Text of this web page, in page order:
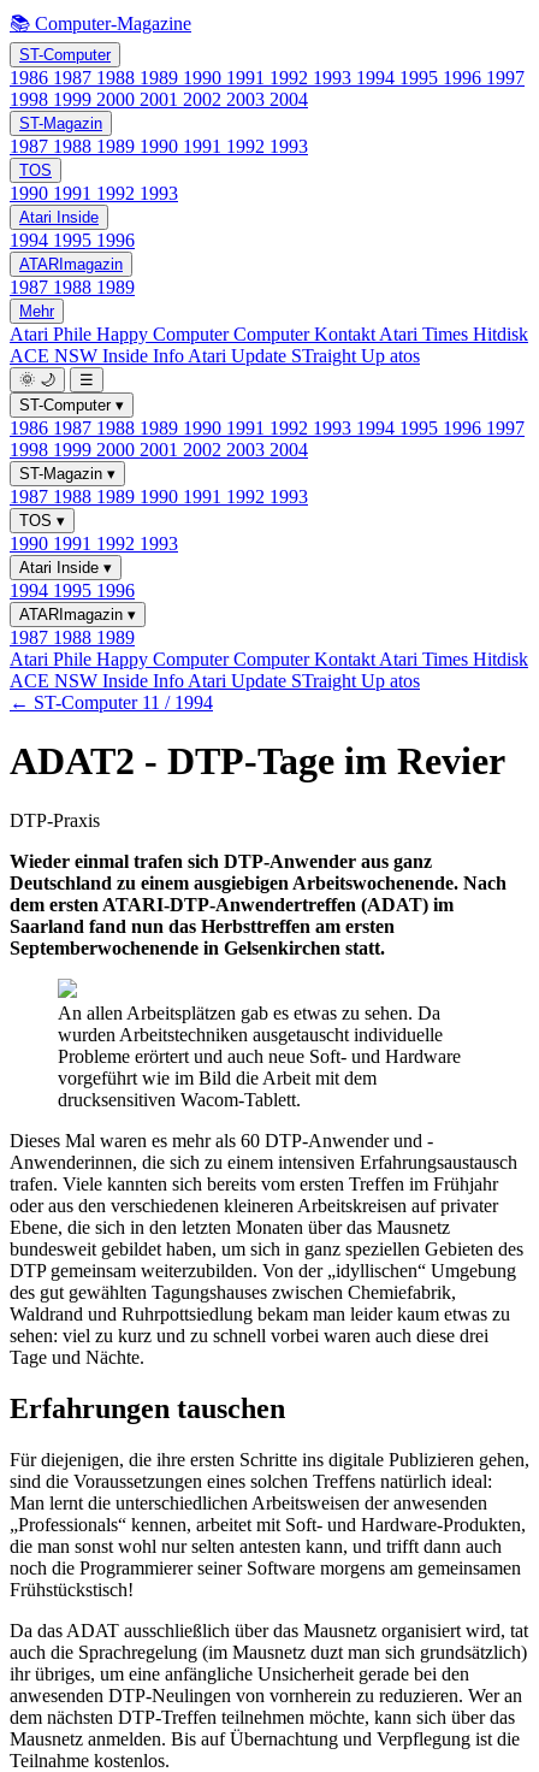
📚 Computer-Magazine
ST-Computer
1986 1987 1988 1989 1990 1991 1992 1993 1994 1995 1996 1997
1998 1999 2000 2001 2002 2003 2004
ST-Magazin
1987 1988 1989 1990 1991 1992 1993
TOS
1990 1991 1992 1993
Atari Inside
1994 1995 1996
ATARImagazin
1987 1988 1989
Mehr
Atari Phile Happy ComputerComputer Kontakt Atari Times Hitdisk
ACE NSW Inside Info Atari Update STraight Up atos
🌞 🌙
☰
ST-Computer ▾
1986 1987 1988 1989 1990 1991 1992 1993 1994 1995 1996 1997
1998 1999 2000 2001 2002 2003 2004
ST-Magazin ▾
1987 1988 1989 1990 1991 1992 1993
TOS ▾
1990 1991 1992 1993
Atari Inside ▾
1994 1995 1996
ATARImagazin ▾
1987 1988 1989
Atari Phile Happy ComputerComputer Kontakt Atari Times Hitdisk
ACE NSW Inside Info Atari Update STraight Up atos
← ST-Computer 11 / 1994
ADAT2 - DTP-Tage im Revier
DTP-Praxis
Wieder einmal trafen sich DTP-Anwender aus ganz
Deutschland zu einem ausgiebigen Arbeitswochenende. Nach
dem ersten ATARI-DTP-Anwendertreffen (ADAT) im
Saarland fand nun das Herbsttreffen am ersten
Septemberwochenende in Gelsenkirchen statt.
An allen Arbeitsplätzen gab es etwas zu sehen. Da
wurden Arbeitstechniken ausgetauscht individuelle
Probleme erörtert und auch neue Soft- und Hardware
vorgeführt wie im Bild die Arbeit mit dem
drucksensitiven Wacom-Tablett.
Dieses Mal waren es mehr als 60 DTP-Anwender und -
Anwenderinnen, die sich zu einem intensiven Erfahrungsaustausch
trafen. Viele kannten sich bereits vom ersten Treffen im Frühjahr
oder aus den verschiedenen kleineren Arbeitskreisen auf privater
Ebene, die sich in den letzten Monaten über das Mausnetz
bundesweit gebildet haben, um sich in ganz speziellen Gebieten des
DTP gemeinsam weiterzubilden. Von der „idyllischen“ Umgebung
des gut gewählten Tagungshauses zwischen Chemiefabrik,
Waldrand und Ruhrpottsiedlung bekam man leider kaum etwas zu
sehen: viel zu kurz und zu schnell vorbei waren auch diese drei
Tage und Nächte.
Erfahrungen tauschen
Für diejenigen, die ihre ersten Schritte ins digitale Publizieren gehen,
sind die Voraussetzungen eines solchen Treffens natürlich ideal:
Man lernt die unterschiedlichen Arbeitsweisen der anwesenden
„Professionals“ kennen, arbeitet mit Soft- und Hardware-Produkten,
die man sonst wohl nur selten antesten kann, und trifft dann auch
noch die Programmierer seiner Software morgens am gemeinsamen
Frühstückstisch!
Da das ADAT ausschließlich über das Mausnetz organisiert wird, tat
auch die Sprachregelung (im Mausnetz duzt man sich grundsätzlich)
ihr übriges, um eine anfängliche Unsicherheit gerade bei den
anwesenden DTP-Neulingen von vornherein zu reduzieren. Wer an
dem nächsten DTP-Treffen teilnehmen möchte, kann sich über das
Mausnetz anmelden. Bis auf Übernachtung und Verpflegung ist die
Teilnahme kostenlos.